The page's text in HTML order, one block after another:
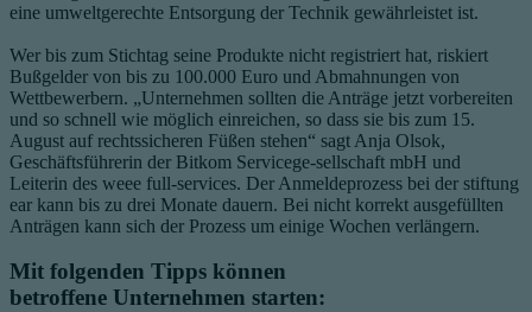
eine umweltgerechte Entsorgung der Technik gewährleistet ist.
Wer bis zum Stichtag seine Produkte nicht registriert hat, riskiert
Bußgelder von bis zu 100.000 Euro und Abmahnungen von
Wettbewerbern. „Unternehmen sollten die Anträge jetzt vorbereiten
und so schnell wie möglich einreichen, so dass sie bis zum 15.
August auf rechtssicheren Füßen stehen“ sagt Anja Olsok,
Geschäftsführerin der Bitkom Servicege-sellschaft mbH und
Leiterin des weee full-services. Der Anmeldeprozess bei der stiftung
ear kann bis zu drei Monate dauern. Bei nicht korrekt ausgefüllten
Anträgen kann sich der Prozess um einige Wochen verlängern.
Mit folgenden Tipps können
betroffene Unternehmen starten: